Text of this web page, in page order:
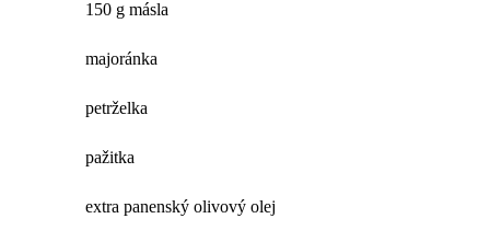
150 g másla
majoránka
petrželka
pažitka
extra panenský olivový olej